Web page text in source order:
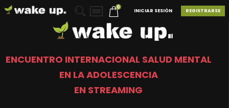
0
REGISTRARSE
INICIAR SESIÓN
ENCUENTRO INTERNACIONAL SALUD MENTAL
EN LA ADOLESCENCIA
EN STREAMING